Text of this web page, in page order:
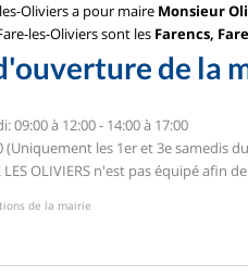
Oliviers a pour maire Monsieur
les-Oliviers sont les Farencs,
de la
09:00 à 12:00 - 14:00 à 17:00
(Uniquement les 1er et 3e samedis
LES OLIVIERS n'est pas équipé afin
de la mairie